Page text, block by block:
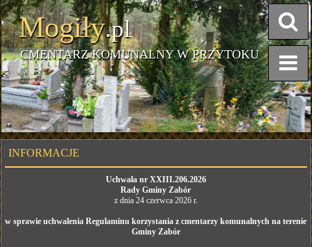
Mogiły.pl
CMENTARZ KOMUNALNY W PRZYTOKU
INFORMACJE
Uchwała nr XXIII.206.2026
Rady Gminy Zabór
z dnia 24 czerwca 2026 r.
w sprawie uchwalenia Regulaminu korzystania z cmentarzy komunalnych na terenie
Gminy Zabór